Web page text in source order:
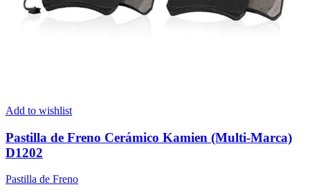
Add to wishlist
Pastilla de Freno Cerámico Kamien (Multi-Marca)
D1202
Pastilla de Freno